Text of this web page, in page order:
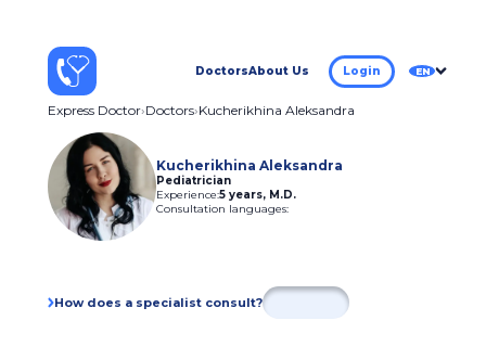
DoctorsAbout Us Login EN
Express Doctor Doctors Kucherikhina Aleksandra
Kucherikhina Aleksandra
Pediatrician
Experience:5 years, M.D.
Consultation languages:
How does a specialist consult?